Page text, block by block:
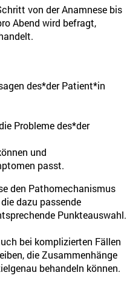
von der Anamnese bis
Abend wird befragt,
des*der Patient*in
Probleme des*der
und
passt.
den Pathomechanismus
dazu passende
Punkteauswahl.
bei komplizierten Fällen
die Zusammenhänge
behandeln können.